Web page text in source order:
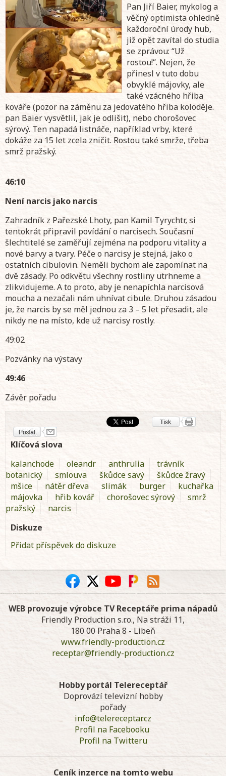
Pan Jiří Baier, mykolog a
věčný optimista ohledně
každoroční úrody hub,
již opět zavítal do studia
se zprávou: “Už
rostou!“. Nejen, že
přinesl v tuto dobu
obvyklé májovky, ale
také vzácného hřiba
kováře (pozor na záměnu za jedovatého hřiba koloděje.
pan Baier vysvětlil, jak je odlišit), nebo chorošovec
sýrový. Ten napadá listnáče, například vrby, které
dokáže za 15 let zcela zničit. Rostou také smrže, třeba
smrž pražský.
46:10
Není narcis jako narcis
Zahradník z Pařezské Lhoty, pan Kamil Tyrychtr, si
tentokrát připravil povídání o narcisech. Současní
šlechtitelé se zaměřují zejména na podporu vitality a
nové barvy a tvary. Péče o narcisy je stejná, jako o
ostatních cibulovin. Neměli bychom ale zapomínat na
dvě zásady. Po odkvětu všechny rostliny utrhneme a
zlikvidujeme. A to proto, aby je nenapíchla narcisová
moucha a nezačali nám uhnívat cibule. Druhou zásadou
je, že narcis by se měl jednou za 3 – 5 let přesadit, ale
nikdy ne na místo, kde už narcisy rostly.
49:02
Pozvánky na výstavy
49:46
Závěr pořadu
Klíčová slova
kalanchode
oleandr anthrulia
trávník
botanický
smlouva škůdce savý
škůdce žravý
mšice
nátěr dřeva slimák burger
kuchařka
májovka
hřib kovář chorošovec sýrový
smrž
pražský
narcis
Diskuze
Přidat příspěvek do diskuze
WEB provozuje výrobce TV Receptáře prima nápadů
Friendly Production s.r.o., Na stráži 11,
180 00 Praha 8 - Libeň
www.friendly-production.cz
receptar@friendly-production.cz
Hobby portál Telereceptář
Doprovází televizní hobby
pořady
info@telereceptar.cz
Profil na Facebooku
Profil na Twitteru
Ceník inzerce na tomto webu